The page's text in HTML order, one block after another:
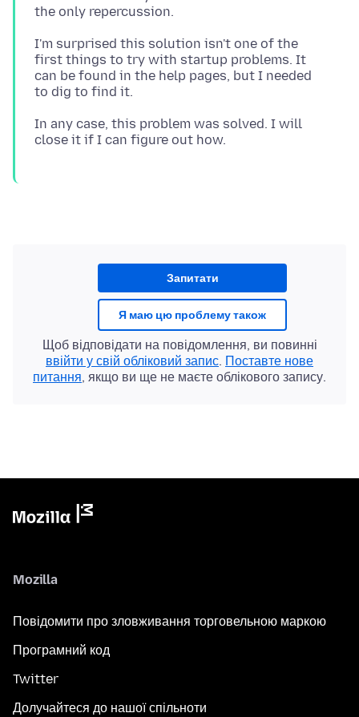
I'm surprised this solution isn't one of the
first things to try with startup problems. It
can be found in the help pages, but I needed
In any case, this problem was solved. I will
Запитати
Я маю цю проблему також
Щоб відповідати на повідомлення, ви повинні
ввійти у свій обліковий запис. Поставте нове
питання, якщо ви ще не маєте облікового запису.
Mozilla
Повідомити про зловживання торговельною маркою
Програмний код
Twitter
Долучайтеся до нашої спільноти